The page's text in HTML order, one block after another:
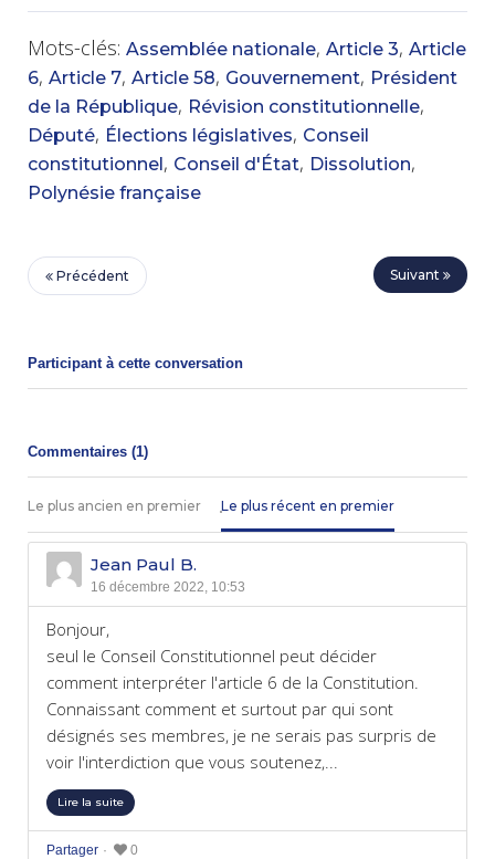
Mots-clés: Assemblée nationale, Article 3, Article
6, Article 7, Article 58, Gouvernement, Président
de la République, Révision constitutionnelle,
Député, Élections législatives, Conseil
constitutionnel, Conseil d'État, Dissolution,
Polynésie française
Précédent Suivant
Participant à cette conversation
Commentaires (1)
Le plus ancien en premier Le plus récent en premier
Jean Paul B.
16 décembre 2022, 10:53
Bonjour,
seul le Conseil Constitutionnel peut décider
comment interpréter l'article 6 de la Constitution.
Connaissant comment et surtout par qui sont
désignés ses membres, je ne serais pas surpris de
voir l'interdiction que vous soutenez,...
Lire la suite
Partager 0